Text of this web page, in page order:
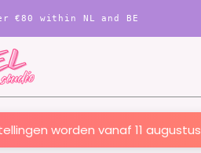
€80 within NL and BE
worden vanaf 11